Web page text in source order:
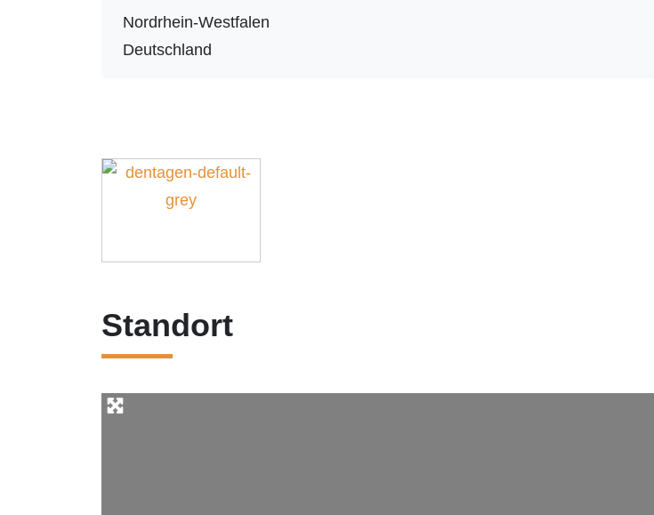
Nordrhein-Westfalen
Deutschland
Standort